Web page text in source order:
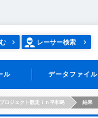
レーサー検索
ル データファイル
ロジェクト競走ｉｎ平和島 結果